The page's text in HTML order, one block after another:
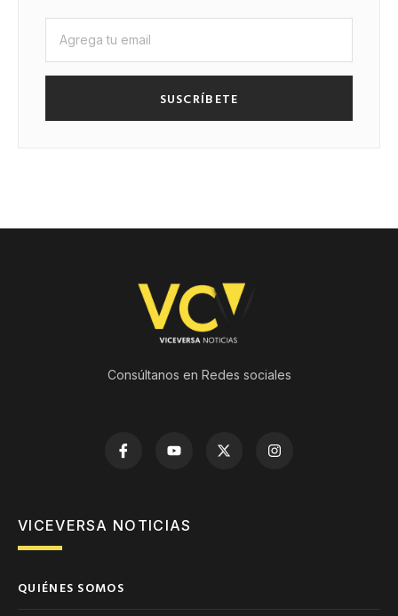
SUSCRÍBETE
Consúltanos en Redes sociales
VICEVERSA NOTICIAS
QUIÉNES SOMOS